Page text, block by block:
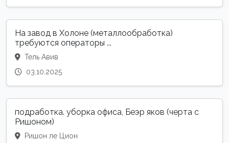
На завод в Холоне (металлообработка)
требуются операторы ...
Тель Авив
03.10.2025
подработка. уборка офиса, Беэр яков (черта с
Ришоном)
Ришон ле Цион